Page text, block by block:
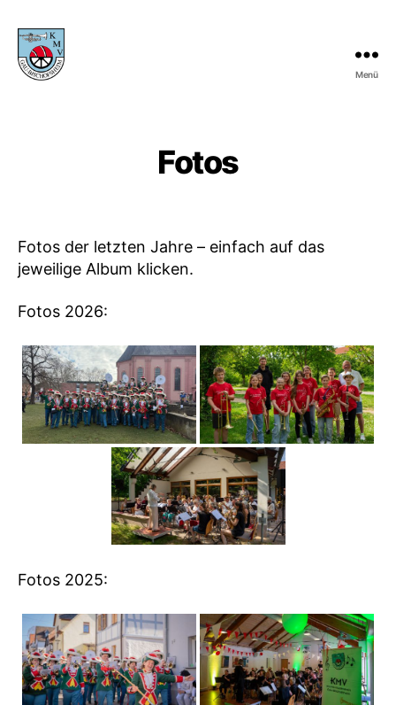
Menü
Fotos
Fotos der letzten Jahre – einfach auf das
jeweilige Album klicken.
Fotos 2026:
Fotos 2025: